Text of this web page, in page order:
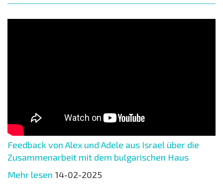
Feedback von Alex und Adele aus Israel über die
Zusammenarbeit mit dem bulgarischen Haus
Mehr lesen 14-02-2025